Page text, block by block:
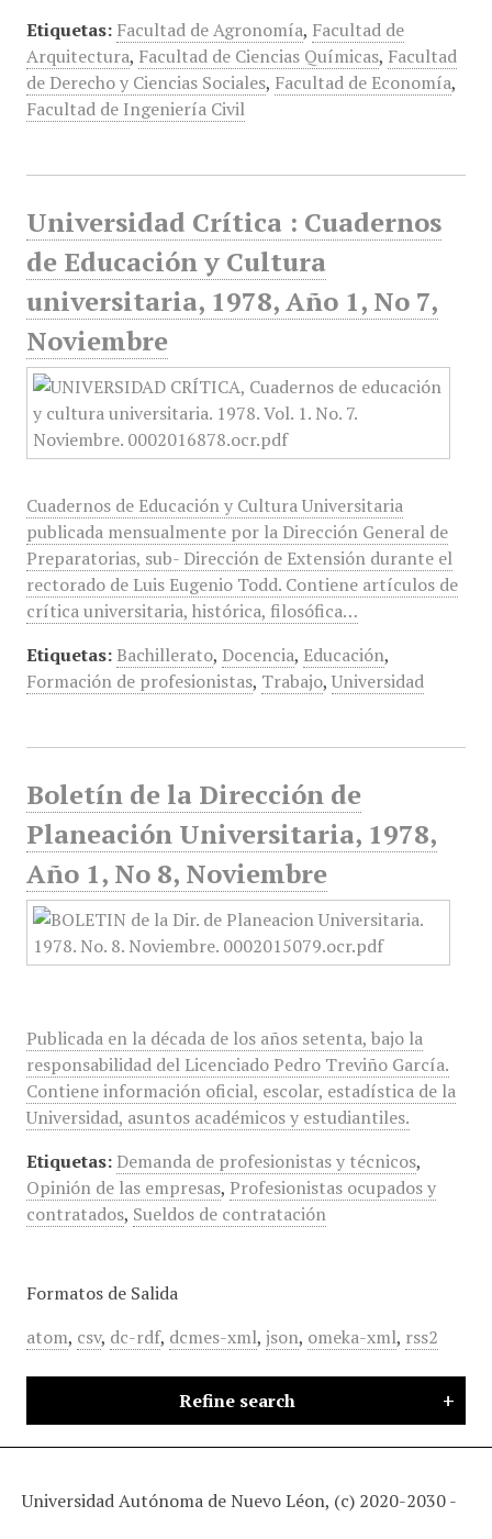
Etiquetas: Facultad de Agronomía, Facultad de
Arquitectura, Facultad de Ciencias Químicas, Facultad
de Derecho y Ciencias Sociales, Facultad de Economía,
Facultad de Ingeniería Civil
Universidad Crítica : Cuadernos
de Educación y Cultura
universitaria, 1978, Año 1, No 7,
Noviembre
Cuadernos de Educación y Cultura Universitaria
publicada mensualmente por la Dirección General de
Preparatorias, sub- Dirección de Extensión durante el
rectorado de Luis Eugenio Todd. Contiene artículos de
crítica universitaria, histórica, filosófica…
Etiquetas: Bachillerato, Docencia, Educación,
Formación de profesionistas, Trabajo, Universidad
Boletín de la Dirección de
Planeación Universitaria, 1978,
Año 1, No 8, Noviembre
Publicada en la década de los años setenta, bajo la
responsabilidad del Licenciado Pedro Treviño García.
Contiene información oficial, escolar, estadística de la
Universidad, asuntos académicos y estudiantiles.
Etiquetas: Demanda de profesionistas y técnicos,
Opinión de las empresas, Profesionistas ocupados y
contratados, Sueldos de contratación
Formatos de Salida
atom, csv, dc-rdf, dcmes-xml, json, omeka-xml, rss2
Refine search
Universidad Autónoma de Nuevo Léon, (c) 2020-2030 -